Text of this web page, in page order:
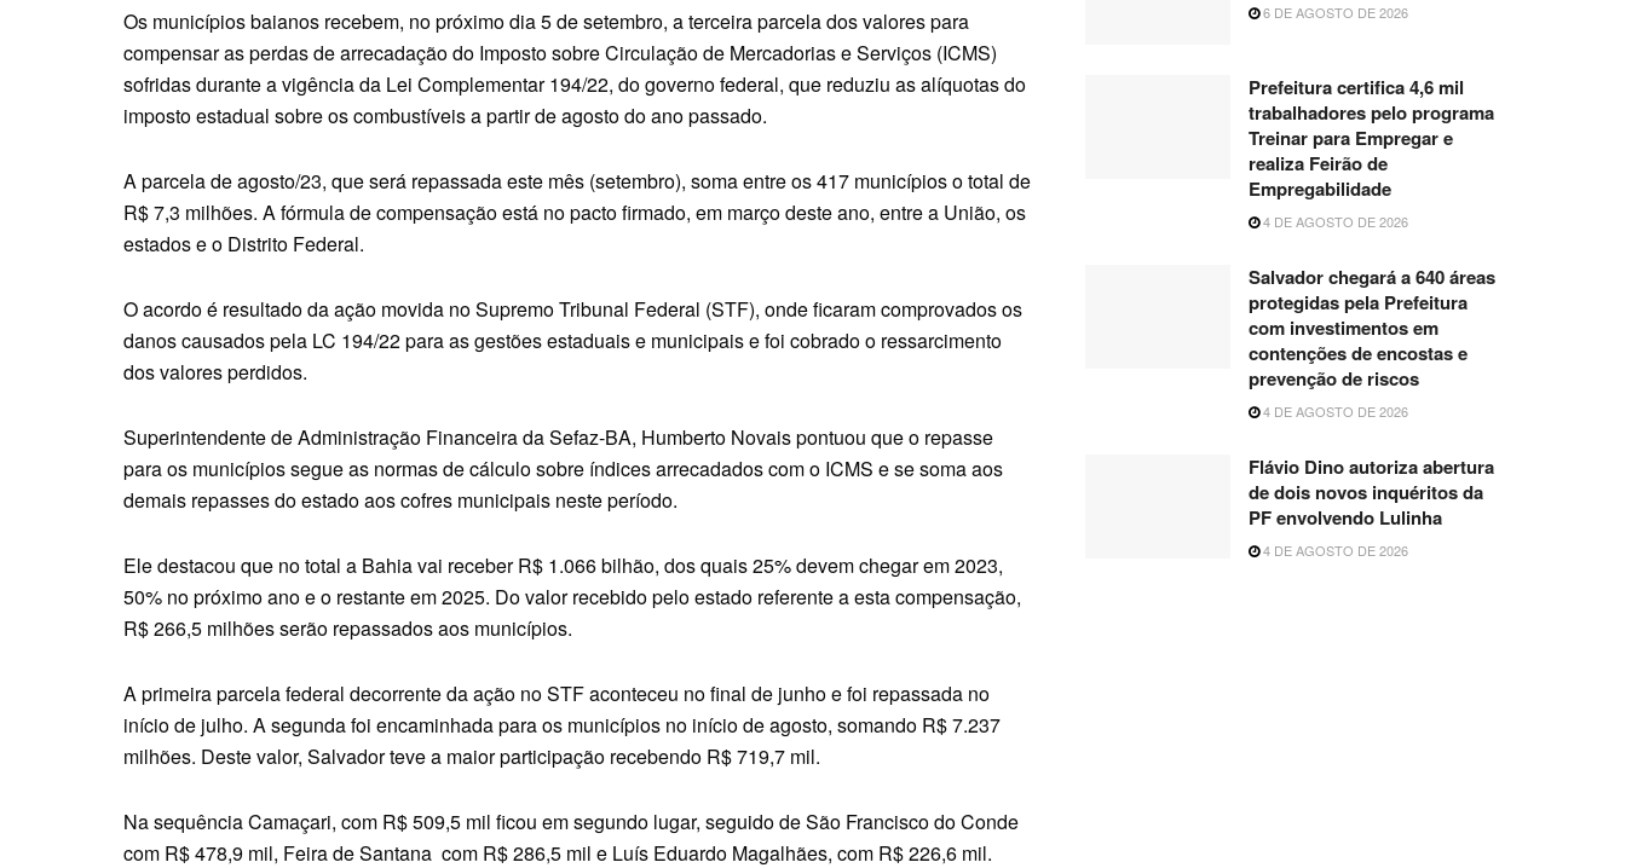
Os municípios baianos recebem, no próximo dia 5 de setembro, a terceira parcela dos valores para
compensar as perdas de arrecadação do Imposto sobre Circulação de Mercadorias e Serviços (ICMS)
sofridas durante a vigência da Lei Complementar 194/22, do governo federal, que reduziu as alíquotas do
imposto estadual sobre os combustíveis a partir de agosto do ano passado.
A parcela de agosto/23, que será repassada este mês (setembro), soma entre os 417 municípios o total de
R$ 7,3 milhões. A fórmula de compensação está no pacto firmado, em março deste ano, entre a União, os
estados e o Distrito Federal.
O acordo é resultado da ação movida no Supremo Tribunal Federal (STF), onde ficaram comprovados os
danos causados pela LC 194/22 para as gestões estaduais e municipais e foi cobrado o ressarcimento
dos valores perdidos.
Superintendente de Administração Financeira da Sefaz-BA, Humberto Novais pontuou que o repasse
para os municípios segue as normas de cálculo sobre índices arrecadados com o ICMS e se soma aos
demais repasses do estado aos cofres municipais neste período.
Ele destacou que no total a Bahia vai receber R$ 1.066 bilhão, dos quais 25% devem chegar em 2023,
50% no próximo ano e o restante em 2025. Do valor recebido pelo estado referente a esta compensação,
R$ 266,5 milhões serão repassados aos municípios.
A primeira parcela federal decorrente da ação no STF aconteceu no final de junho e foi repassada no
início de julho. A segunda foi encaminhada para os municípios no início de agosto, somando R$ 7.237
milhões. Deste valor, Salvador teve a maior participação recebendo R$ 719,7 mil.
Na sequência Camaçari, com R$ 509,5 mil ficou em segundo lugar, seguido de São Francisco do Conde
com R$ 478,9 mil, Feira de Santana com R$ 286,5 mil e Luís Eduardo Magalhães, com R$ 226,6 mil.
6 DE AGOSTO DE 2026
Prefeitura certifica 4,6 mil
trabalhadores pelo programa
Treinar para Empregar e
realiza Feirão de
Empregabilidade
4 DE AGOSTO DE 2026
Salvador chegará a 640 áreas
protegidas pela Prefeitura
com investimentos em
contenções de encostas e
prevenção de riscos
4 DE AGOSTO DE 2026
Flávio Dino autoriza abertura
de dois novos inquéritos da
PF envolvendo Lulinha
4 DE AGOSTO DE 2026